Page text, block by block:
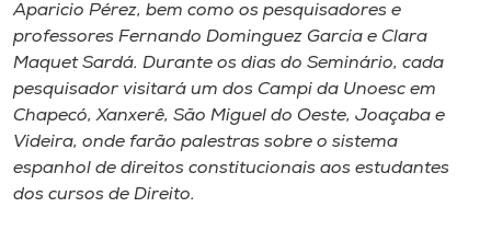
Aparicio Pérez, bem como os pesquisadores e
professores Fernando Dominguez Garcia e Clara
Maquet Sardá. Durante os dias do Seminário, cada
pesquisador visitará um dos Campi da Unoesc em
Chapecó, Xanxerê, São Miguel do Oeste, Joaçaba e
Videira, onde farão palestras sobre o sistema
espanhol de direitos constitucionais aos estudantes
dos cursos de Direito.